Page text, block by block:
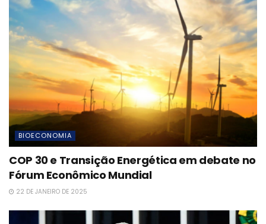
BIOECONOMIA
COP 30 e Transição Energética em debate no
Fórum Econômico Mundial
22 DE JANEIRO DE 2025